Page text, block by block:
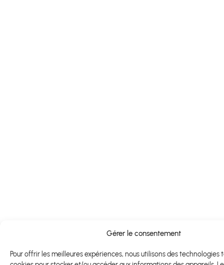
Gérer le consentement
Pour offrir les meilleures expériences, nous utilisons des technologies